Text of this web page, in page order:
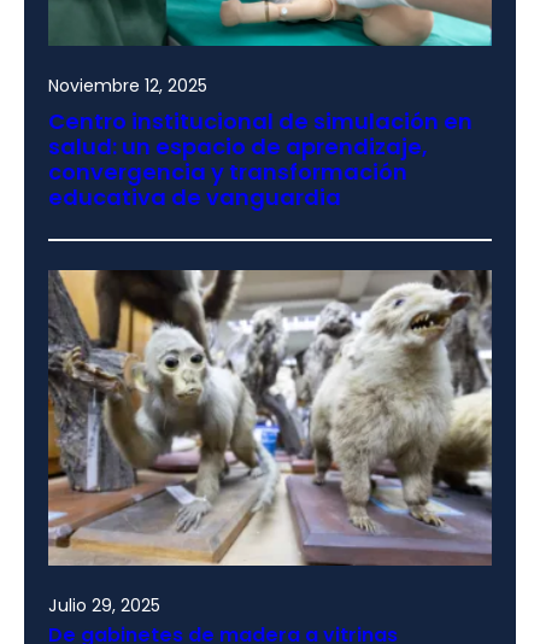
Noviembre 12, 2025
Centro institucional de simulación en
salud: un espacio de aprendizaje,
convergencia y transformación
educativa de vanguardia
Julio 29, 2025
De gabinetes de madera a vitrinas